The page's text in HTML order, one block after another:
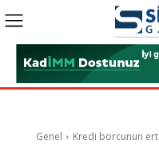
Genel Kredi borcunun